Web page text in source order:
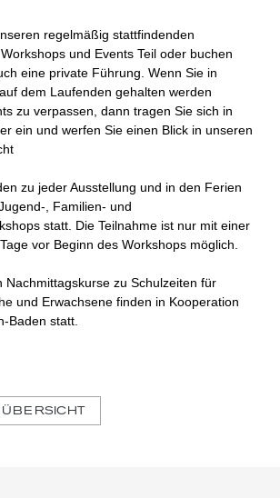
regelmäßig stattfindenden
und Events Teil oder buchen
eine private Führung. Wenn Sie in
dem Laufenden gehalten werden
zu verpassen, dann tragen Sie sich in
ein und werfen Sie einen Blick in unseren
zu jeder Ausstellung und in den Ferien
, Familien- und
statt. Die Teilnahme ist nur mit einer
vor Beginn des Workshops möglich.
Nachmittagskurse zu Schulzeiten für
und Erwachsene finden in Kooperation
Baden statt.